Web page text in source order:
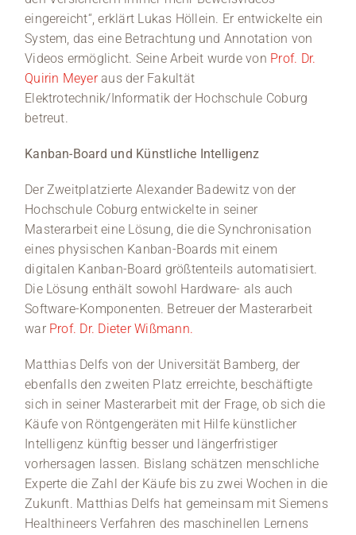
eingereicht“, erklärt Lukas Höllein. Er entwickelte ein
System, das eine Betrachtung und Annotation von
Videos ermöglicht. Seine Arbeit wurde von Prof. Dr.
Quirin Meyeraus der Fakultät
Elektrotechnik/Informatik der Hochschule Coburg
betreut.
Kanban-Board und Künstliche Intelligenz
Der Zweitplatzierte Alexander Badewitz von der
Hochschule Coburg entwickelte in seiner
Masterarbeit eine Lösung, die die Synchronisation
eines physischen Kanban-Boards mit einem
digitalen Kanban-Board größtenteils automatisiert.
Die Lösung enthält sowohl Hardware- als auch
Software-Komponenten. Betreuer der Masterarbeit
war Prof. Dr. Dieter Wißmann.
Matthias Delfs von der Universität Bamberg, der
ebenfalls den zweiten Platz erreichte, beschäftigte
sich in seiner Masterarbeit mit der Frage, ob sich die
Käufe von Röntgengeräten mit Hilfe künstlicher
Intelligenz künftig besser und längerfristiger
vorhersagen lassen. Bislang schätzen menschliche
Experte die Zahl der Käufe bis zu zwei Wochen in die
Zukunft. Matthias Delfs hat gemeinsam mit Siemens
Healthineers Verfahren des maschinellen Lernens